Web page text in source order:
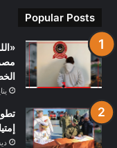
Popular Posts
يناير